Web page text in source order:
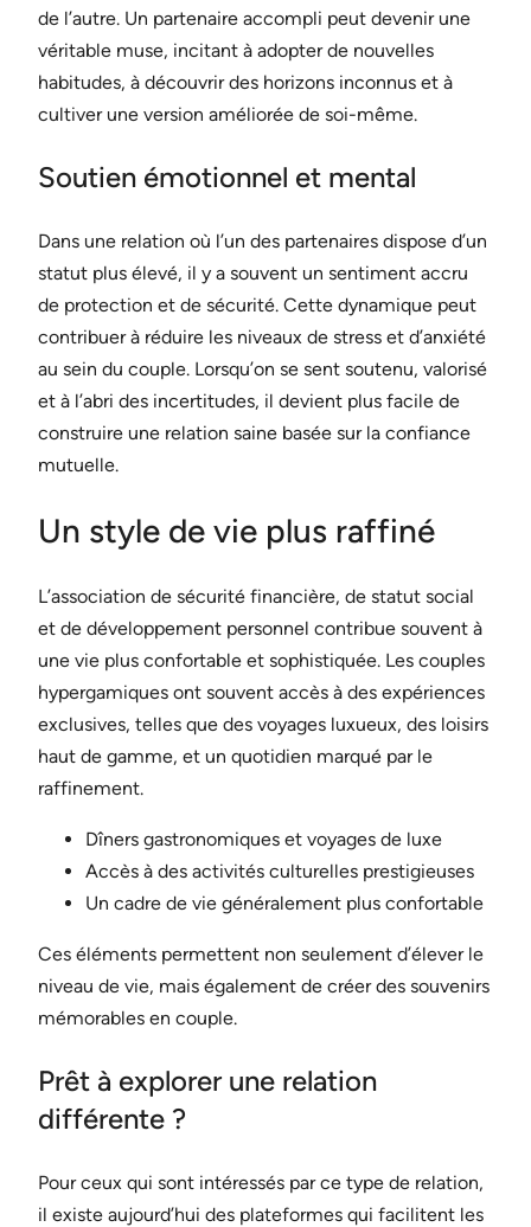
de l’autre. Un partenaire accompli peut devenir une
véritable muse, incitant à adopter de nouvelles
habitudes, à découvrir des horizons inconnus et à
cultiver une version améliorée de soi-même.
Soutien émotionnel et mental
Dans une relation où l’un des partenaires dispose d’un
statut plus élevé, il y a souvent un sentiment accru
de protection et de sécurité. Cette dynamique peut
contribuer à réduire les niveaux de stress et d’anxiété
au sein du couple. Lorsqu’on se sent soutenu, valorisé
et à l’abri des incertitudes, il devient plus facile de
construire une relation saine basée sur la confiance
mutuelle.
Un style de vie plus raffiné
L’association de sécurité financière, de statut social
et de développement personnel contribue souvent à
une vie plus confortable et sophistiquée. Les couples
hypergamiques ont souvent accès à des expériences
exclusives, telles que des voyages luxueux, des loisirs
haut de gamme, et un quotidien marqué par le
raffinement.
Dîners gastronomiques et voyages de luxe
Accès à des activités culturelles prestigieuses
Un cadre de vie généralement plus confortable
Ces éléments permettent non seulement d’élever le
niveau de vie, mais également de créer des souvenirs
mémorables en couple.
Prêt à explorer une relation
différente ?
Pour ceux qui sont intéressés par ce type de relation,
il existe aujourd’hui des plateformes qui facilitent les